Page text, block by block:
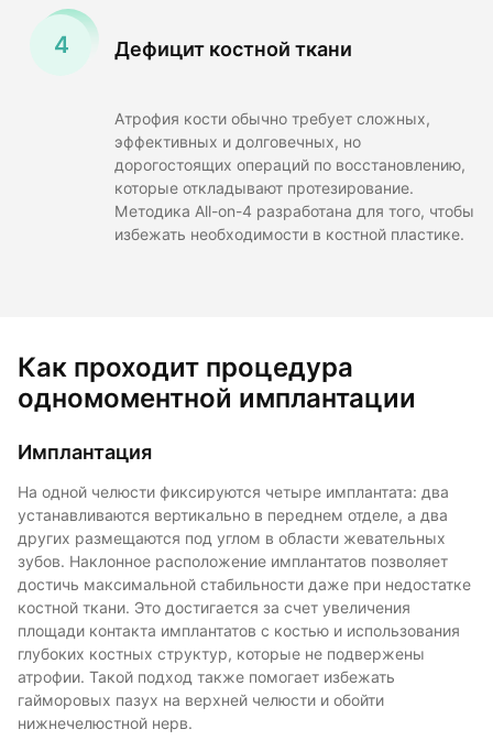
Дефицит костной ткани
Атрофия кости обычно требует сложных,
эффективных и долговечных, но
дорогостоящих операций по восстановлению,
которые откладывают протезирование.
Методика All-on-4 разработана для того, чтобы
избежать необходимости в костной пластике.
Как проходит процедура
одномоментной имплантации
Имплантация
На одной челюсти фиксируются четыре имплантата: два
устанавливаются вертикально в переднем отделе, а два
других размещаются под углом в области жевательных
зубов. Наклонное расположение имплантатов позволяет
достичь максимальной стабильности даже при недостатке
костной ткани. Это достигается за счет увеличения
площади контакта имплантатов с костью и использования
глубоких костных структур, которые не подвержены
атрофии. Такой подход также помогает избежать
гайморовых пазух на верхней челюсти и обойти
нижнечелюстной нерв.